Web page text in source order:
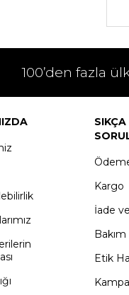
100’den fazla
Kargo
İade
Bakım
Etik